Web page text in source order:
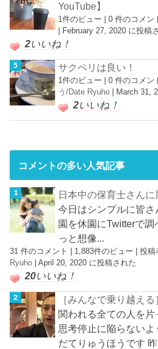
YouTube】
1件のビュー |0 件のコメン
February 27, 2020 に投稿
2いいね！
サクペリは良い！
1件のビュー |0 件のコメン
う/Date Ryuho | March 31,
2いいね！
コメントの多い人気記事
日本中の保育士さんに
今日はシンプルに皆
園を休園にTwitterで
っと想像...
31 件のコメント 1,883件のビュー |投稿
Ryuho |April 20, 2020 に投稿された
20いいね！
［みんなで乗り越え
関われる全ての人を
思考停止に陥らない
だてりゅうほうです 昨